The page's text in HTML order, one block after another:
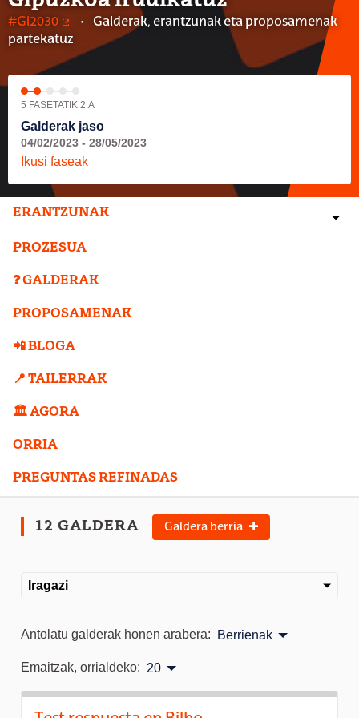
#Gi2030
(Kanpoko lotura)
Galderak, erantzunak eta proposamenak
partekatuz
5 FASETATIK 2.A
Galderak jaso
04/02/2023 - 28/05/2023
Ikusi faseak
ERANTZUNAK
PROZESUA
❓ GALDERAK
PROPOSAMENAK
📲 BLOGA
📍 TAILERRAK
🏛️ AGORA
ORRIA
PREGUNTAS REFINADAS
12 GALDERA Galdera berria
Iragazi
Antolatu galderak honen arabera: Berrienak
Emaitzak, orrialdeko: 20